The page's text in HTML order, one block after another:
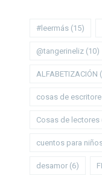
#leermás (15)
@tangerineliz (10)
ALFABETIZACIÓN
cosas de
Cosas de lectores
cuentos para
desamor (6)